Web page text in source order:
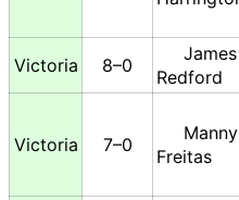
Victoria 8–0
James
Redford
Victoria 7–0
Manny
Freitas